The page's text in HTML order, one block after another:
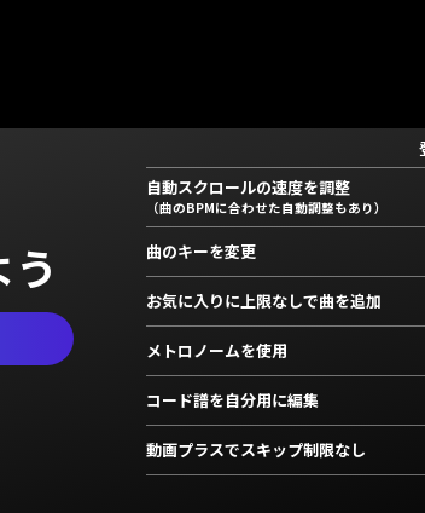
自動スクロールの速度を調整
（曲のBPMに合わせた自動調整もあり）
曲のキーを変更
お気に入りに上限なしで曲を追加
メトロノームを使用
コード譜を自分用に編集
動画プラスでスキップ制限なし